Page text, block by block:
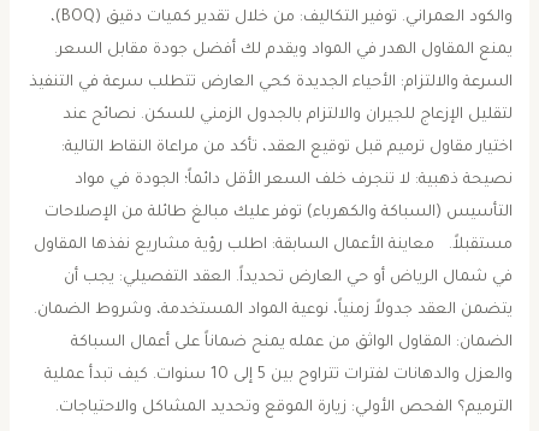
والكود العمراني. ​توفير التكاليف: من خلال تقدير كميات دقيق (BOQ)،
يمنع المقاول الهدر في المواد ويقدم لك أفضل جودة مقابل السعر. ​
السرعة والالتزام: الأحياء الجديدة كحي العارض تتطلب سرعة في التنفيذ
لتقليل الإزعاج للجيران والالتزام بالجدول الزمني للسكن. ​نصائح عند
اختيار مقاول ترميم ​قبل توقيع العقد، تأكد من مراعاة النقاط التالية: ​
نصيحة ذهبية: لا تنجرف خلف السعر الأقل دائماً؛ الجودة في مواد
التأسيس (السباكة والكهرباء) توفر عليك مبالغ طائلة من الإصلاحات
مستقبلاً. ​معاينة الأعمال السابقة: اطلب رؤية مشاريع نفذها المقاول
في شمال الرياض أو حي العارض تحديداً. ​العقد التفصيلي: يجب أن
يتضمن العقد جدولاً زمنياً، نوعية المواد المستخدمة، وشروط الضمان. ​
الضمان: المقاول الواثق من عمله يمنح ضماناً على أعمال السباكة
والعزل والدهانات لفترات تتراوح بين 5 إلى 10 سنوات. ​كيف تبدأ عملية
الترميم؟ ​الفحص الأولي: زيارة الموقع وتحديد المشاكل والاحتياجات. ​